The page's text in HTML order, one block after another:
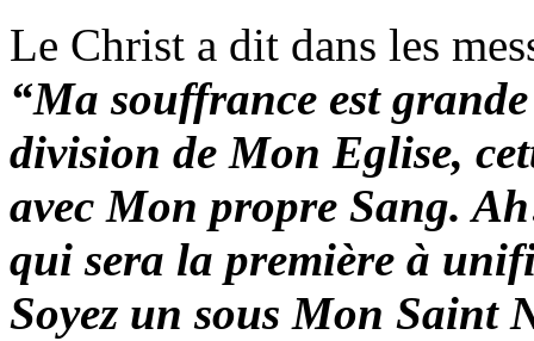
Le Christ a dit dans les
“Ma souffrance est
division de Mon Eglise,
avec Mon propre Sang.
qui sera la première à
Soyez un sous Mon Saint